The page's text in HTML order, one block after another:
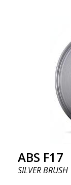
ABS F17
SILVER BRUSH